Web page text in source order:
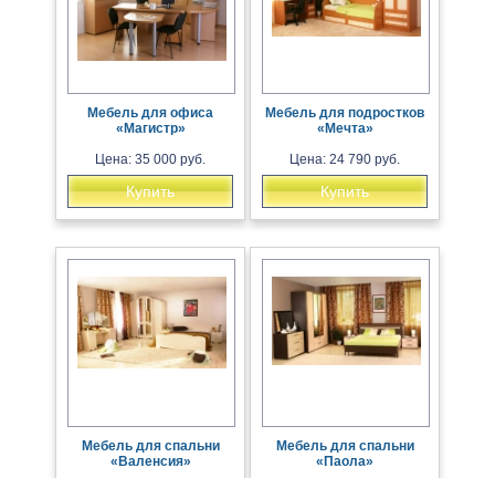
Мебель для офиса
«Магистр»
Цена: 35 000 руб.
Купить
Мебель для подростков
«Мечта»
Цена: 24 790 руб.
Купить
Мебель для спальни
«Валенсия»
Мебель для спальни
«Паола»